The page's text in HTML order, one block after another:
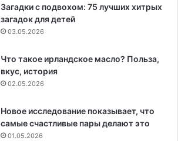
Загадки с подвохом: 75 лучших хитрых
загадок для детей
03.05.2026
Что такое ирландское масло? Польза,
вкус, история
02.05.2026
Новое исследование показывает, что
самые счастливые пары делают это
01.05.2026